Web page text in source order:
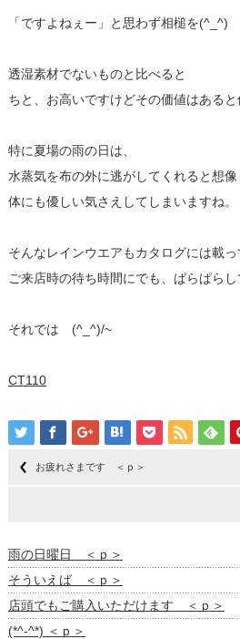
「ですよねぇー」と思わず相槌を(^_^)
透湿素材でないものと比べると
ちと、お高いですけどその価値はあると
特に夏場の雨の日は、
水蒸気を布の外に逃がしてくれると想
体にも優しい気さえしてしまいますね。
そんなレインウエアもカタログには載
ご来店時の待ち時間にでも、ぱらぱらし
それでは (^_^)/~
CT110
お疲れさまです ＜ｐ＞
雨の日曜日 ＜ｐ＞
そういえば ＜ｐ＞
店頭でもご購入いただけます ＜ｐ＞
(*^-^*) ＜ｐ＞